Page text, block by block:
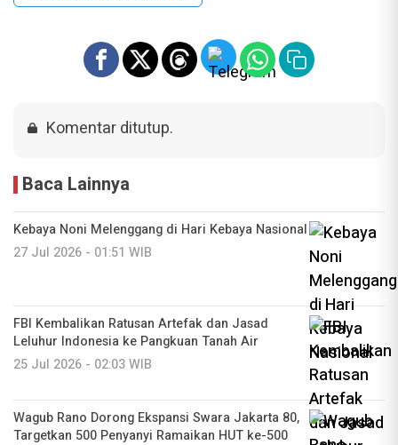
Komentar ditutup.
Baca Lainnya
Kebaya Noni Melenggang di Hari Kebaya Nasional
27 Jul 2026 - 01:51 WIB
FBI Kembalikan Ratusan Artefak dan Jasad
Leluhur Indonesia ke Pangkuan Tanah Air
25 Jul 2026 - 02:03 WIB
Wagub Rano Dorong Ekspansi Swara Jakarta 80,
Targetkan 500 Penyanyi Ramaikan HUT ke-500